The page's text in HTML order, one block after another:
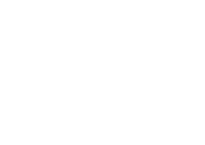
дарит широкие
две крупные реки
озеро Тету-